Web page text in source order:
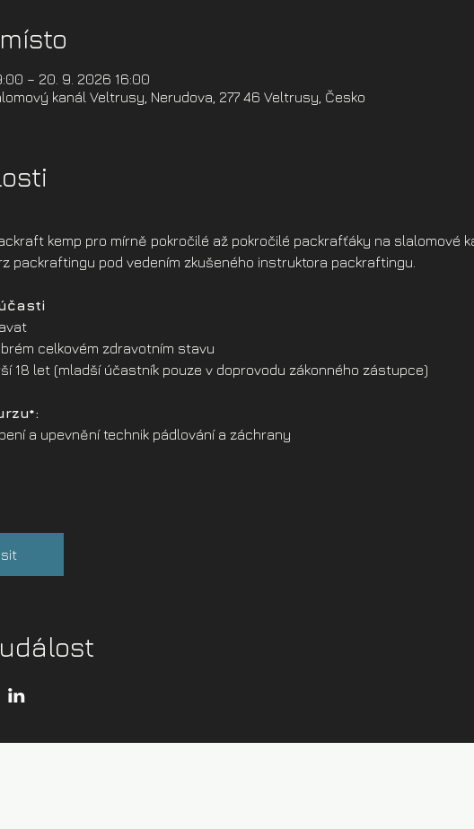
– 20. 9. 2026 16:00
kanál Veltrusy, Nerudova, 277 46 Veltrusy, Česko
kemp pro mírně pokročilé až pokročilé packrafťáky na slalomové
packraftingu pod vedením zkušeného instruktora packraftingu.
celkovém zdravotním stavu
18 let (mladší účastník pouze v doprovodu zákonného zástupce)
a upevnění technik pádlování a záchrany